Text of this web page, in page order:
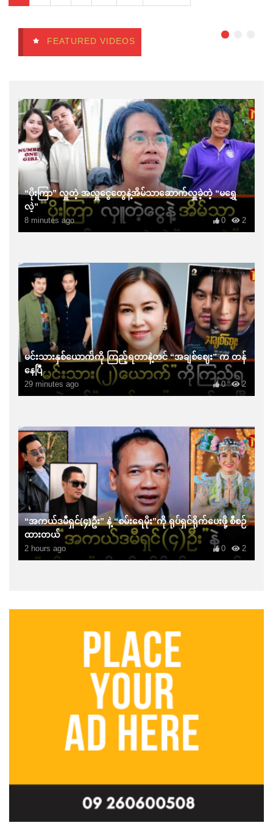
FEATURED VIDEOS
“ပိုးကြာ” လှူတဲ့ အလှူငွေတွေနဲ့အိမ်သာဆောက်လှူခဲ့တဲ့ “မရွှေ
လဲ့”
8 minutes ago 2
0
မင်းသားနှစ်ယောက်ကို ကြည့်ရတာနဲ့တင် “အချစ်ဈေး” က တန်
နေပြီ
29 minutes ago 2
0
“အကယ်ဒမီရှင်(၄)ဦး” နဲ့ “စမ်းရေမိုး”ကို ရုပ်ရှင်ရိုက်ပေးဖို့ စီစဉ်
ထားတယ်
2 hours ago 2
0